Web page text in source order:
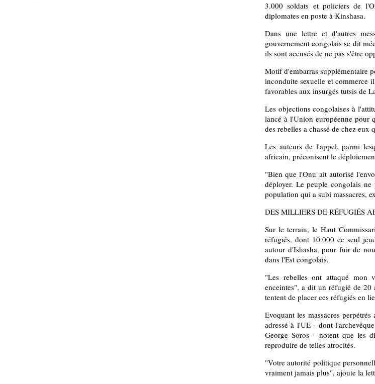
3.000 soldats et policiers de
diplomates en poste à Kinshasa.
Dans une lettre et d'autres
gouvernement congolais se dit
ils sont accusés de ne pas s'être
Motif d'embarras supplémentaire
inconduite sexuelle et commerce
favorables aux insurgés tutsis de
Les objections congolaises à
lancé à l'Union européenne pour
des rebelles a chassé de chez
Les auteurs de l'appel, parmi
africain, préconisent le
"Bien que l'Onu ait autorisé
déployer. Le peuple congolais
population qui a subi massacres,
DES MILLIERS DE RÉFUGIÉS
Sur le terrain, le Haut
réfugiés, dont 10.000 ce seul
autour d'Ishasha, pour fuir de
dans l'Est congolais.
"Les rebelles ont attaqué mon
enceintes", a dit un réfugié de 20
tentent de placer ces réfugiés en
Evoquant les massacres
adressé à l'UE - dont
George Soros - notent que les
reproduire de telles atrocités.
"Votre autorité politique
vraiment jamais plus", ajoute la